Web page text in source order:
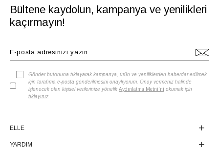
Bültene kaydolun, kampanya ve yenilikleri
kaçırmayın!
Gönder butonuna tıklayarak kampanya, ürün ve yeniliklerden haberdar edilmek
için tarafıma e-posta gönderilmesini onaylıyorum. Onay vermeniz halinde
işlenecek olan kişisel verilerinize yönelik Aydınlatma Metni'ni okumak için
tıklayınız
ELLE
YARDIM